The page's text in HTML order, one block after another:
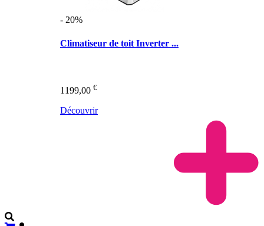
- 20%
Climatiseur de toit Inverter ...
1199,00 €
Découvrir